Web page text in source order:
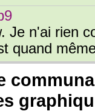
Je n'ai rien
quand